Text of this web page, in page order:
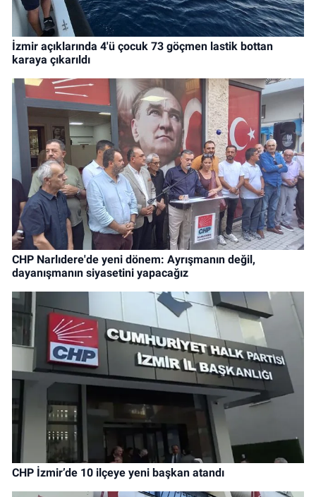
İzmir açıklarında 4'ü çocuk 73 göçmen lastik bottan
karaya çıkarıldı
CHP Narlıdere'de yeni dönem: Ayrışmanın değil,
dayanışmanın siyasetini yapacağız
CHP İzmir’de 10 ilçeye yeni başkan atandı